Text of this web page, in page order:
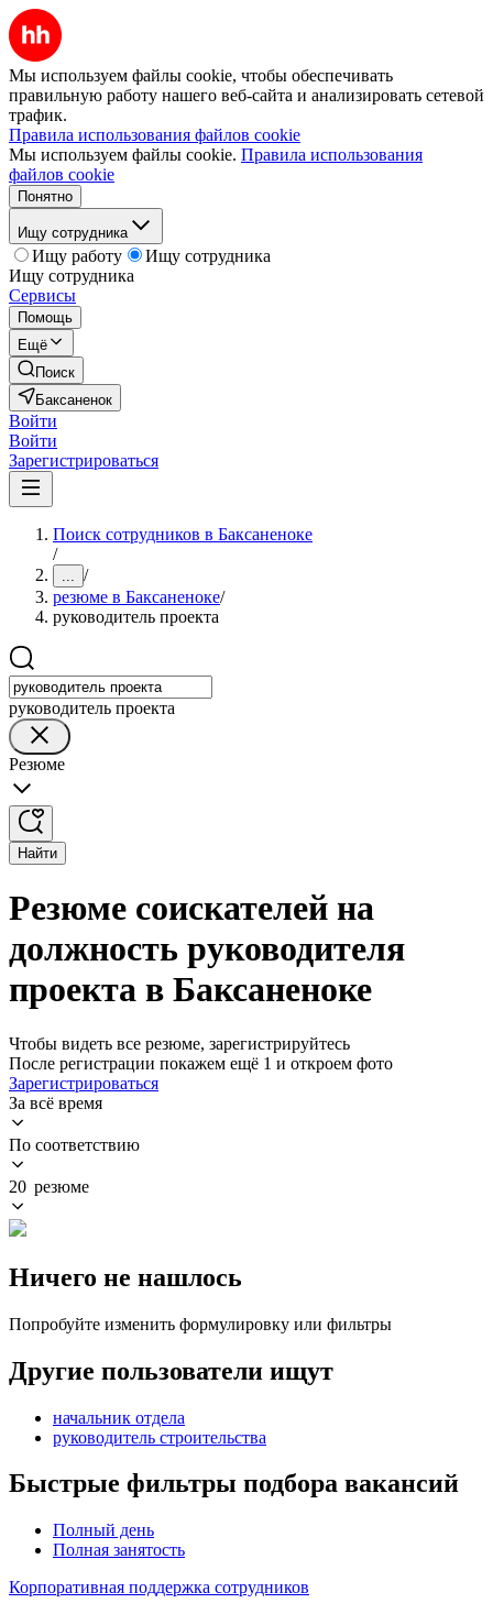
Мы используем файлы cookie, чтобы обеспечивать
правильную работу нашего веб-сайта и анализировать сетевой
трафик.
Правила использования файлов cookie
Мы используем файлы cookie. Правила использования
файлов cookie
Понятно
Ищу сотрудника
Ищу работу
Ищу сотрудника
Ищу сотрудника
Сервисы
Помощь
Ещё
Поиск
Баксаненок
Войти
Войти
Зарегистрироваться
Поиск сотрудников в Баксаненоке
/
... /
резюме в Баксаненоке/
руководитель проекта
руководитель проекта
Резюме
Найти
Резюме соискателей на
должность руководителя
проекта в Баксаненоке
Чтобы видеть все резюме, зарегистрируйтесь
После регистрации покажем ещё 1 и откроем фото
Зарегистрироваться
За всё время
По соответствию
20 резюме
Ничего не нашлось
Попробуйте изменить формулировку или фильтры
Другие пользователи ищут
начальник отдела
руководитель строительства
Быстрые фильтры подбора вакансий
Полный день
Полная занятость
Корпоративная поддержка сотрудников